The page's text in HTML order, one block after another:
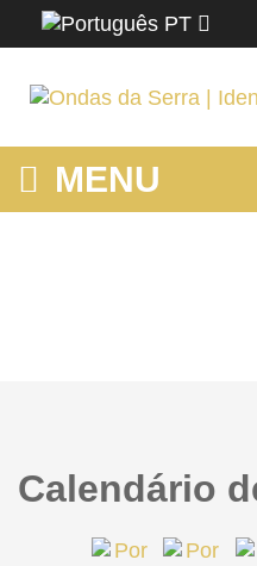
PT
MENU
Calendário